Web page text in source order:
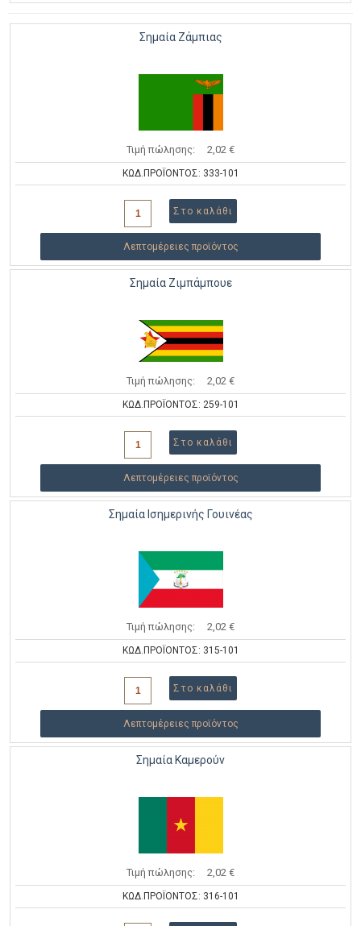
Σημαία Ζάμπιας
Τιμή πώλησης: 2,02 €
ΚΩΔ.ΠΡΟΪΟΝΤΟΣ: 333-101
Λεπτομέρειες προϊόντος
Σημαία Ζιμπάμπουε
Τιμή πώλησης: 2,02 €
ΚΩΔ.ΠΡΟΪΟΝΤΟΣ: 259-101
Λεπτομέρειες προϊόντος
Σημαία Ισημερινής Γουινέας
Τιμή πώλησης: 2,02 €
ΚΩΔ.ΠΡΟΪΟΝΤΟΣ: 315-101
Λεπτομέρειες προϊόντος
Σημαία Καμερούν
Τιμή πώλησης: 2,02 €
ΚΩΔ.ΠΡΟΪΟΝΤΟΣ: 316-101